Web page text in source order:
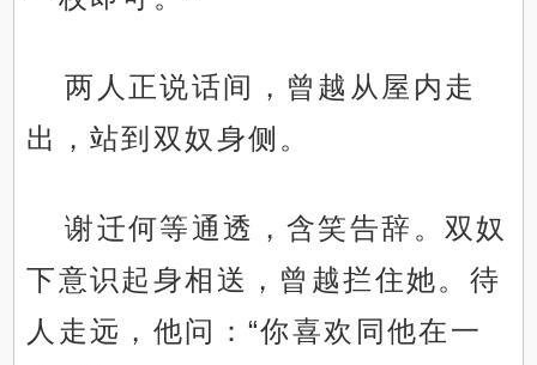
两人正说话间，曾越从屋内走
出，站到双奴身侧。
谢迁何等通透，含笑告辞。双奴
下意识起身相送，曾越拦住她。待
人走远，他问：“你喜欢同他在一